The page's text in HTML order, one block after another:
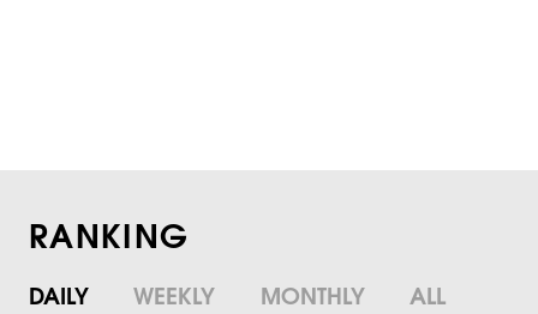
RANKING
DAILY WEEKLY MONTHLY ALL